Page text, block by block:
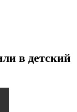
в детский